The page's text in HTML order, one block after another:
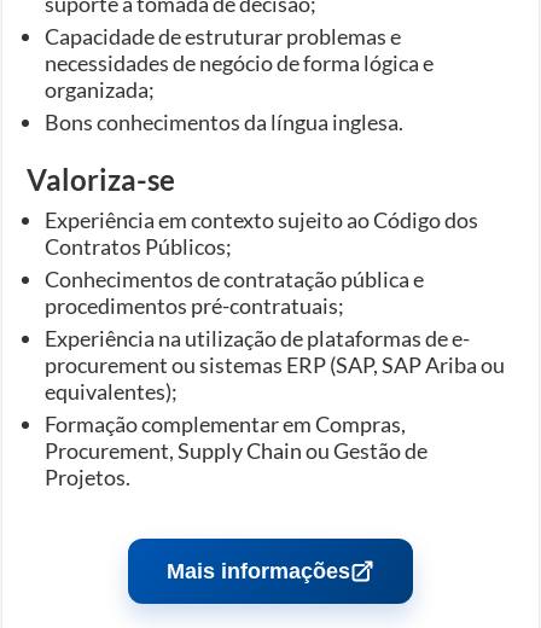
Capacidade de estruturar problemas e
necessidades de negócio de forma lógica e
organizada;
Bons conhecimentos da língua inglesa.
Valoriza-se
Experiência em contexto sujeito ao Código dos
Contratos Públicos;
Conhecimentos de contratação pública e
procedimentos pré-contratuais;
Experiência na utilização de plataformas de e-
procurement ou sistemas ERP (SAP, SAP Ariba ou
equivalentes);
Formação complementar em Compras,
Procurement, Supply Chain ou Gestão de
Projetos.
Mais informações